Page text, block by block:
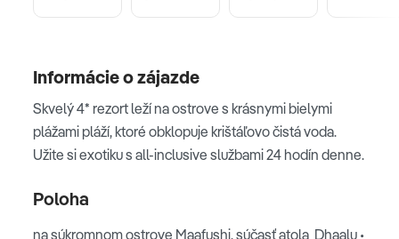
Informácie o zájazde
Skvelý 4* rezort leží na ostrove s krásnymi bielymi
plážami pláží, ktoré obklopuje krištáľovo čistá voda.
Užite si exotiku s all-inclusive službami 24 hodín denne.
Poloha
na súkromnom ostrove Maafushi, súčasť atola Dhaalu •